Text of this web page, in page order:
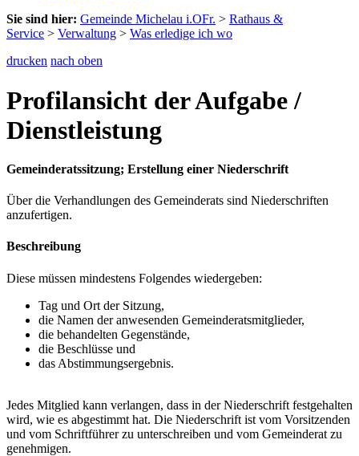
Sie sind hier: Gemeinde Michelau i.OFr. > Rathaus &
Service > Verwaltung > Was erledige ich wo
drucken nach oben
Profilansicht der Aufgabe /
Dienstleistung
Gemeinderatssitzung; Erstellung einer Niederschrift
Über die Verhandlungen des Gemeinderats sind Niederschriften
anzufertigen.
Beschreibung
Diese müssen mindestens Folgendes wiedergeben:
Tag und Ort der Sitzung,
die Namen der anwesenden Gemeinderatsmitglieder,
die behandelten Gegenstände,
die Beschlüsse und
das Abstimmungsergebnis.
Jedes Mitglied kann verlangen, dass in der Niederschrift festgehalten
wird, wie es abgestimmt hat. Die Niederschrift ist vom Vorsitzenden
und vom Schriftführer zu unterschreiben und vom Gemeinderat zu
genehmigen.